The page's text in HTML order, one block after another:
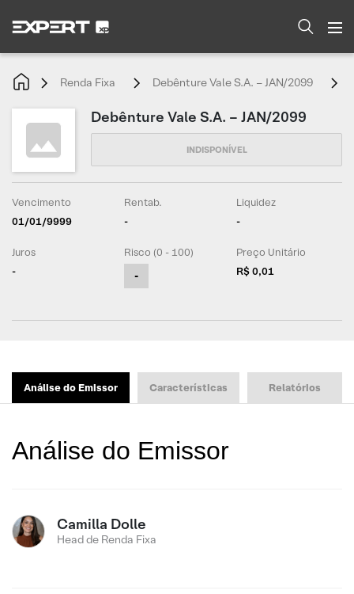
Renda Fixa Debênture Vale S.A. – JAN/2099
Debênture Vale S.A. – JAN/2099
Vencimento
01/01/9999
Rentab.
-
Liquidez
-
Juros
-
Risco (0 - 100)
-
Preço Unitário
R$ 0,01
Análise do Emissor Características Relatórios
Análise do Emissor
Camilla Dolle
Head de Renda Fixa